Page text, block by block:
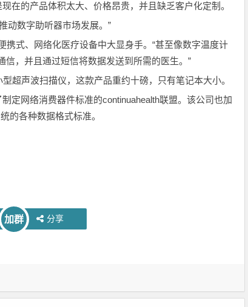
在的产品体积太大、价格昂贵，并且缺乏客户化定制。
动数字助听器市场发展。”
式、网络化医疗设备中大显身手。“甚至像数字温度计
，并且通过短信将数据发送到所需的医生。”
超声波扫描仪，这款产品重约十磅，只有笔记本大小。
定网络消费器件标准的continuahealth联盟。该公司也加
的各种数据格式标准。
加群 分享